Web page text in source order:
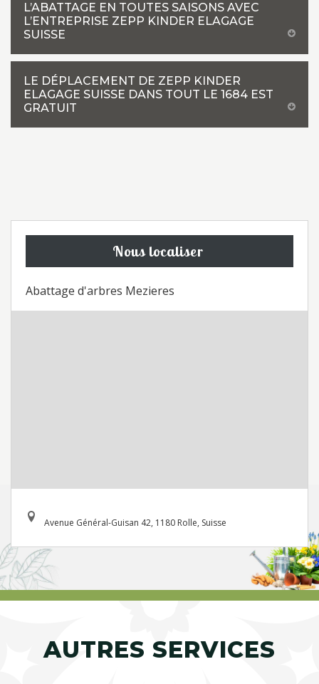
L’ABATTAGE EN TOUTES SAISONS AVEC
L’ENTREPRISE ZEPP KINDER ELAGAGE
SUISSE
LE DÉPLACEMENT DE ZEPP KINDER
ELAGAGE SUISSE DANS TOUT LE 1684 EST
GRATUIT
Nous localiser
Abattage d'arbres Mezieres
Avenue Général-Guisan 42, 1180 Rolle, Suisse
AUTRES SERVICES